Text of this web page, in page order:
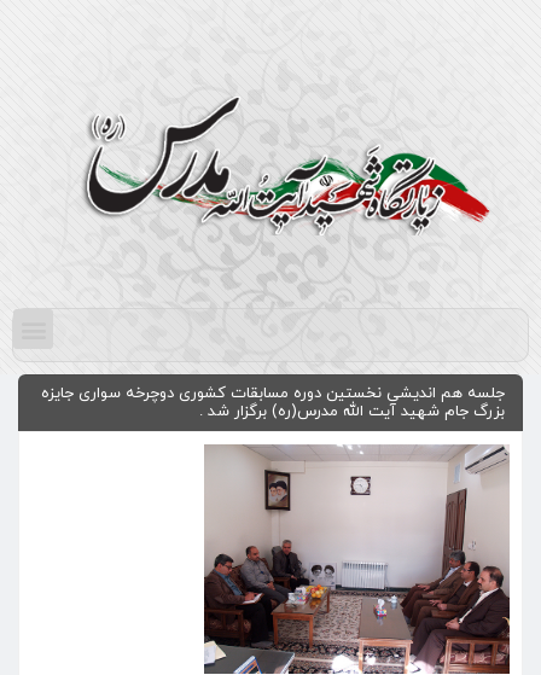
جلسه هم اندیشی نخستین دوره مسابقات کشوری دوچرخه سواری جایزه
بزرگ جام شهید آیت الله مدرس(ره) برگزار شد .